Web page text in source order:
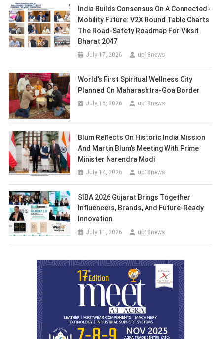
India Builds Consensus On A Connected-
Mobility Future: V2X Round Table Charts
The Road-Safety Roadmap For Viksit
Bharat 2047
July 17, 2026 up18news
World’s First Spiritual Wellness City
Planned On Maharashtra-Goa Border
July 16, 2026 up18news
Blum Reflects On Historic India Mission
And Martin Blum’s Meeting With Prime
Minister Narendra Modi
July 14, 2026 up18news
SIBA 2026 Gujarat Brings Together
Influencers, Brands, And Future-Ready
Innovation
July 11, 2026 up18news